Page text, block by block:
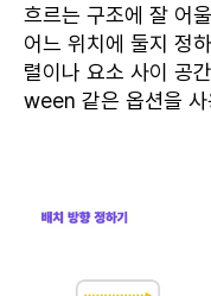
흐르는 구조에 잘 어
어느 위치에 둘지 정
렬이나 요소 사이 공
ween 같은 옵션을 사